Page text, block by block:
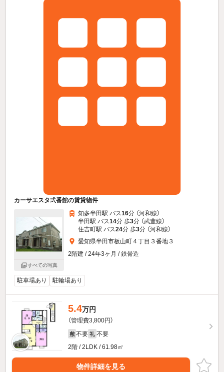
カーサエスタ弐番館の賃貸物件
すべての写真
知多半田駅 バス16分 （河和線）
半田駅 バス14分 歩3分 （武豊線）
住吉町駅 バス24分 歩3分 （河和線）
愛知県半田市板山町４丁目３番地３
2階建 / 24年3ヶ月 / 鉄骨造
駐車場あり 駐輪場あり
5.4万円
（管理費3,800円）
敷 不要 礼 不要
2階 / 2LDK / 61.98㎡
物件詳細を見る